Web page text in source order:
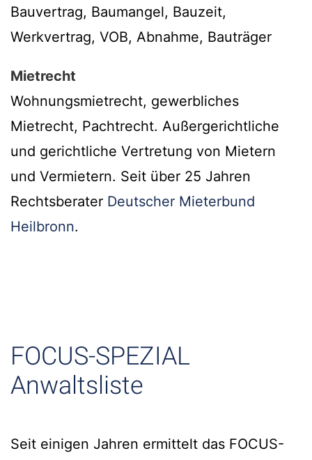
Bauvertrag, Baumangel, Bauzeit,
Werkvertrag, VOB, Abnahme, Bauträger
Mietrecht
Wohnungsmietrecht, gewerbliches
Mietrecht, Pachtrecht. Außergerichtliche
und gerichtliche Vertretung von Mietern
und Vermietern. Seit über 25 Jahren
Rechtsberater Deutscher Mieterbund
Heilbronn.
FOCUS-SPEZIAL
Anwaltsliste
Seit einigen Jahren ermittelt das FOCUS-